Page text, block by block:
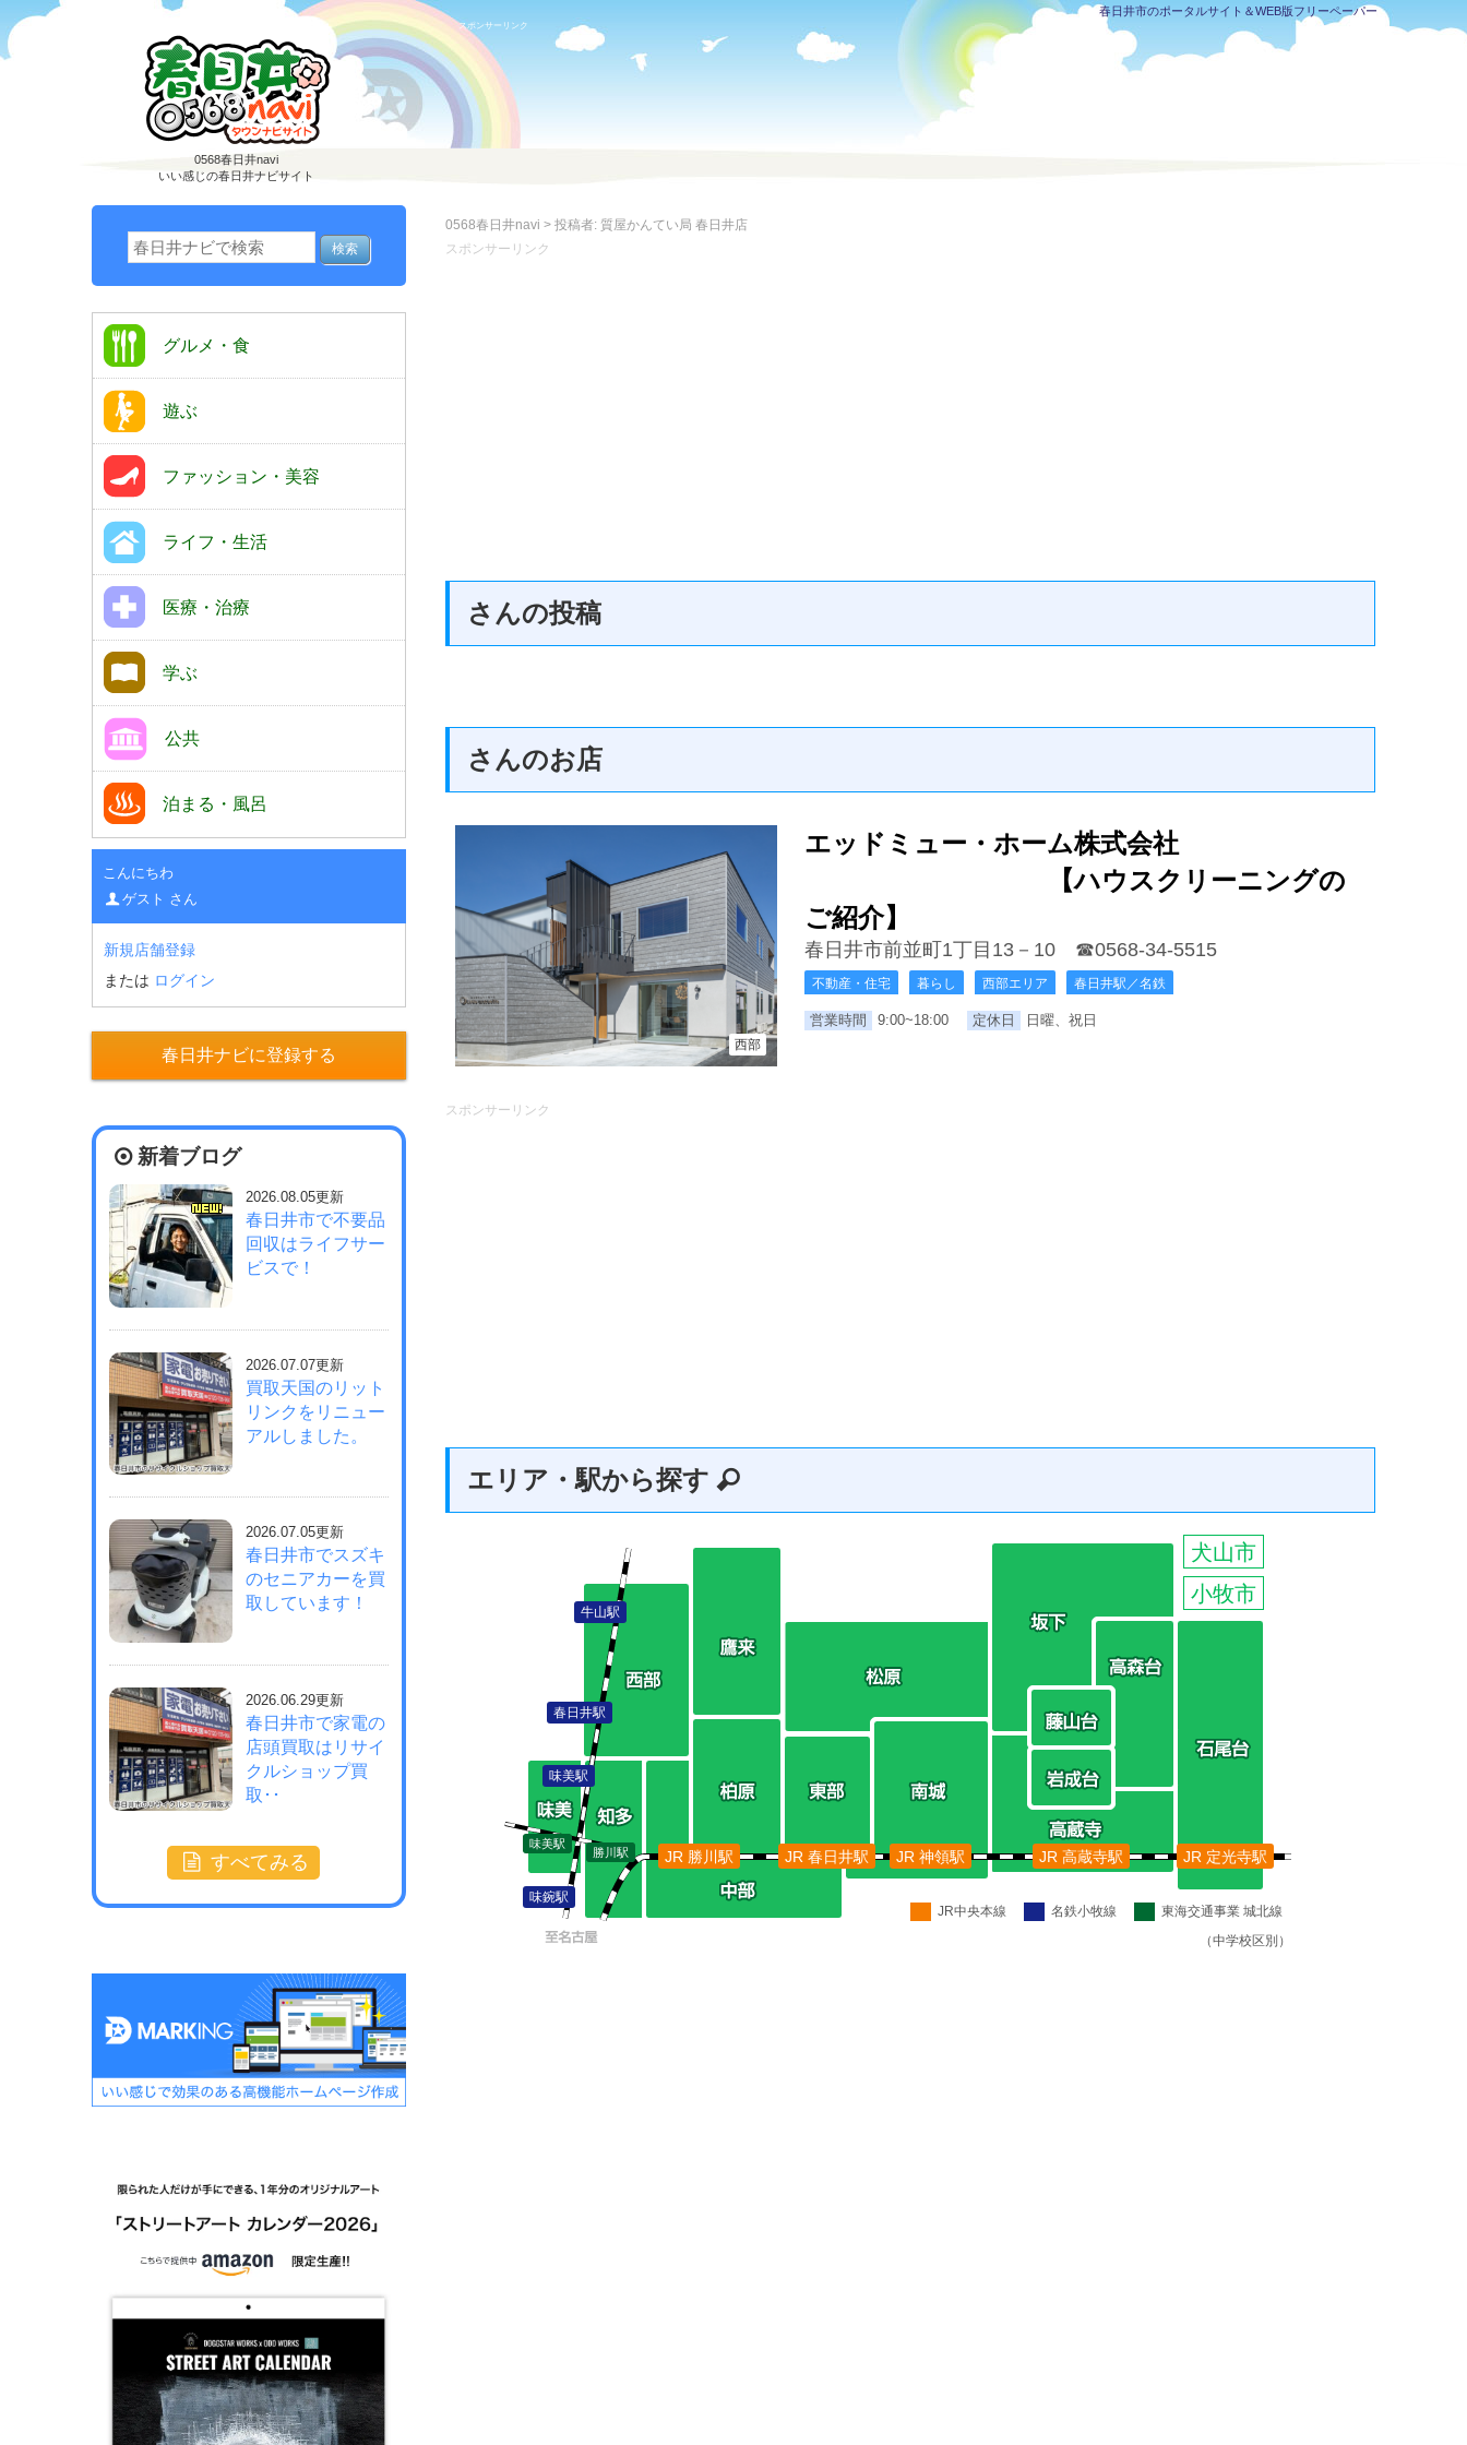
春日井市のポータルサイト＆WEB版フリーペーパー
0568春日井navi
いい感じの春日井ナビサイト
スポンサーリンク
0568春日井navi > 投稿者: 質屋かんてい局 春日井店
スポンサーリンク
さんの投稿
さんのお店
西部
エッドミュー・ホーム株式会社
【ハウスクリーニングの
ご紹介】
春日井市前並町1丁目13－10 ☎0568-34-5515
不動産・住宅 暮らし 西部エリア 春日井駅／名鉄
営業時間 9:00~18:00 定休日 日曜、祝日
スポンサーリンク
エリア・駅から探す
味美駅
勝川駅
味鋺駅
味美駅
春日井駅
牛山駅
JR 勝川駅 JR 春日井駅 JR 神領駅 JR 高蔵寺駅 JR 定光寺駅
小牧市
犬山市
JR中央本線 名鉄小牧線
東海交通事業 城北線
（中学校区別）
グルメ・食
遊ぶ
ファッション・美容
ライフ・生活
医療・治療
学ぶ
公共
泊まる・風呂
こんにちわ
ゲスト さん
新規店舗登録
または ログイン
春日井ナビに登録する
新着ブログ
2026.08.05更新
春日井市で不要品
回収はライフサー
ビスで！
2026.07.07更新
買取天国のリット
リンクをリニュー
アルしました。
2026.07.05更新
春日井市でスズキ
のセニアカーを買
取しています！
2026.06.29更新
春日井市で家電の
店頭買取はリサイ
クルショップ買
取･･
すべてみる